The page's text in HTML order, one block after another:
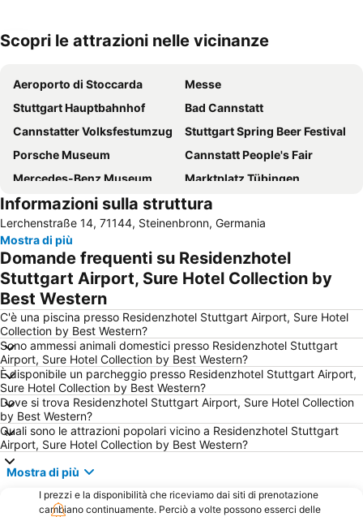
Espandi mappa
Scopri le attrazioni nelle vicinanze
Aeroporto di Stoccarda
Messe
Stuttgart Hauptbahnhof
Bad Cannstatt
Cannstatter Volksfestumzug
Stuttgart Spring Beer Festival
Porsche Museum
Cannstatt People's Fair
Mercedes-Benz Museum
Marktplatz Tübingen
Kultur- & Kongresszentrum Liederhalle
Schlossplatz
Zuffenhausen-Mitte
Möhringen-Centre
Vaihingen-Centre
Mercedes-Benz Arena
Wasen
Hohenzollern Castle
Ristorante Pizzeria Marcelli
Feuerbach-Mitte
CMT
Staatstheater
Stammheim-Mitte
Plieningen
Stammheim-South
Bahnhof Ludwigsburg
Schloss Lichtenstein
Degerloch
Schwabenquellen Thermal Spa
Königstraße
Wilhelma
Hanns-Martin-Schleyer-Halle Weilimdorf
Informazioni sulla struttura
Lerchenstraße 14, 71144, Steinenbronn, Germania
Mostra di più
Domande frequenti su Residenzhotel
Stuttgart Airport, Sure Hotel Collection by
Best Western
C'è una piscina presso Residenzhotel Stuttgart Airport, Sure Hotel
Collection by Best Western?
Sono ammessi animali domestici presso Residenzhotel Stuttgart
Airport, Sure Hotel Collection by Best Western?
È disponibile un parcheggio presso Residenzhotel Stuttgart Airport,
Sure Hotel Collection by Best Western?
Dove si trova Residenzhotel Stuttgart Airport, Sure Hotel Collection
by Best Western?
Quali sono le attrazioni popolari vicino a Residenzhotel Stuttgart
Airport, Sure Hotel Collection by Best Western?
Mostra di più
I prezzi e la disponibilità che riceviamo dai siti di prenotazione
cambiano continuamente. Perciò a volte possono esserci delle